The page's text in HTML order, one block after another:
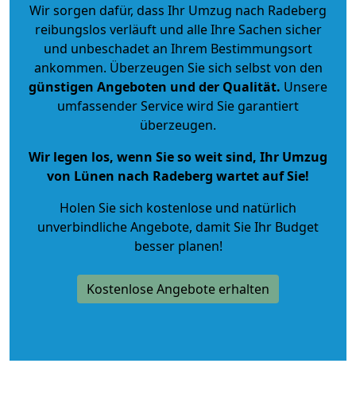
Wir sorgen dafür, dass Ihr Umzug nach Radeberg
reibungslos verläuft und alle Ihre Sachen sicher
und unbeschadet an Ihrem Bestimmungsort
ankommen. Überzeugen Sie sich selbst von den
günstigen Angeboten und der Qualität. Unsere
umfassender Service wird Sie garantiert
überzeugen.
Wir legen los, wenn Sie so weit sind, Ihr Umzug
von Lünen nach Radeberg wartet auf Sie!
Holen Sie sich kostenlose und natürlich
unverbindliche Angebote, damit Sie Ihr Budget
besser planen!
Kostenlose Angebote erhalten